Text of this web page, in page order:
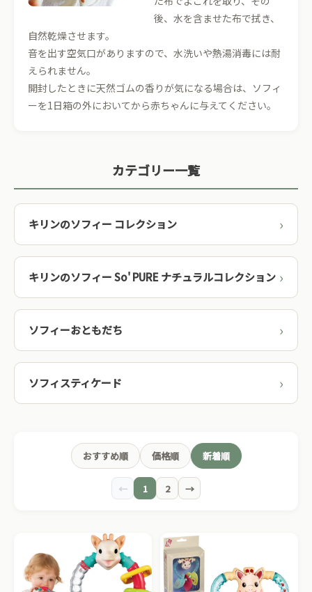
後、水を含ませた布で拭き、
自然乾燥させます。
音を出す空気口がありますので、水洗いや熱湯消毒には耐
えられません。
開封したときに天然ゴムの香りが気になる場合は、ソフィ
ーを1日箱の外においてから赤ちゃんに与えてください。
カテゴリー一覧
キリンのソフィー コレクション
キリンのソフィー So' PURE ナチュラルコレクション
ソフィーおともだち
ソフィスティケード
おすすめ順 価格順 新着順
← 1 2 →